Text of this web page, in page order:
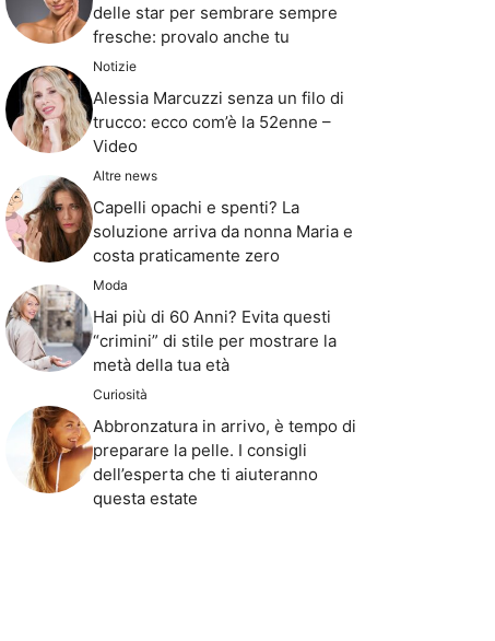
delle star per sembrare sempre
fresche: provalo anche tu
Notizie
Alessia Marcuzzi senza un filo di
trucco: ecco com’è la 52enne –
Video
Altre news
Capelli opachi e spenti? La
soluzione arriva da nonna Maria e
costa praticamente zero
Moda
Hai più di 60 Anni? Evita questi
“crimini” di stile per mostrare la
metà della tua età
Curiosità
Abbronzatura in arrivo, è tempo di
preparare la pelle. I consigli
dell’esperta che ti aiuteranno
questa estate